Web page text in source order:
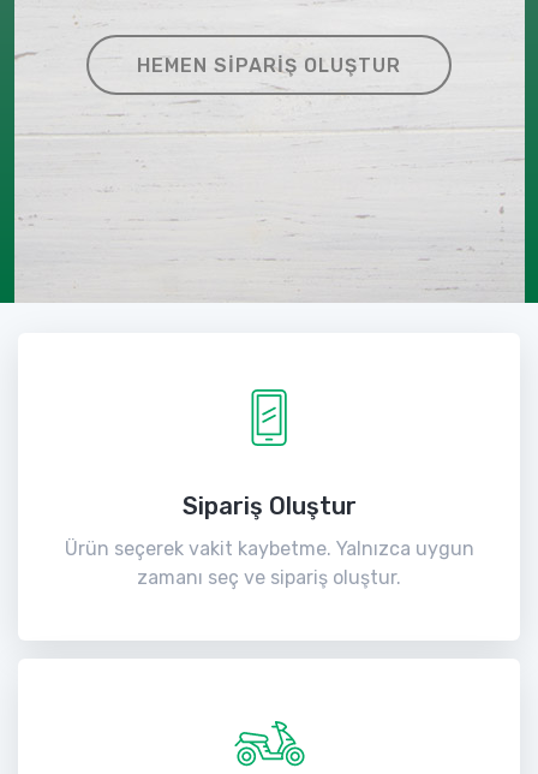
HEMEN SIPARIŞ OLUŞTUR
Sipariş Oluştur
Ürün seçerek vakit kaybetme. Yalnızca uygun
zamanı seç ve sipariş oluştur.